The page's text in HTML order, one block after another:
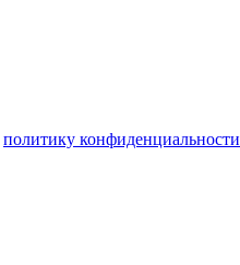
политику